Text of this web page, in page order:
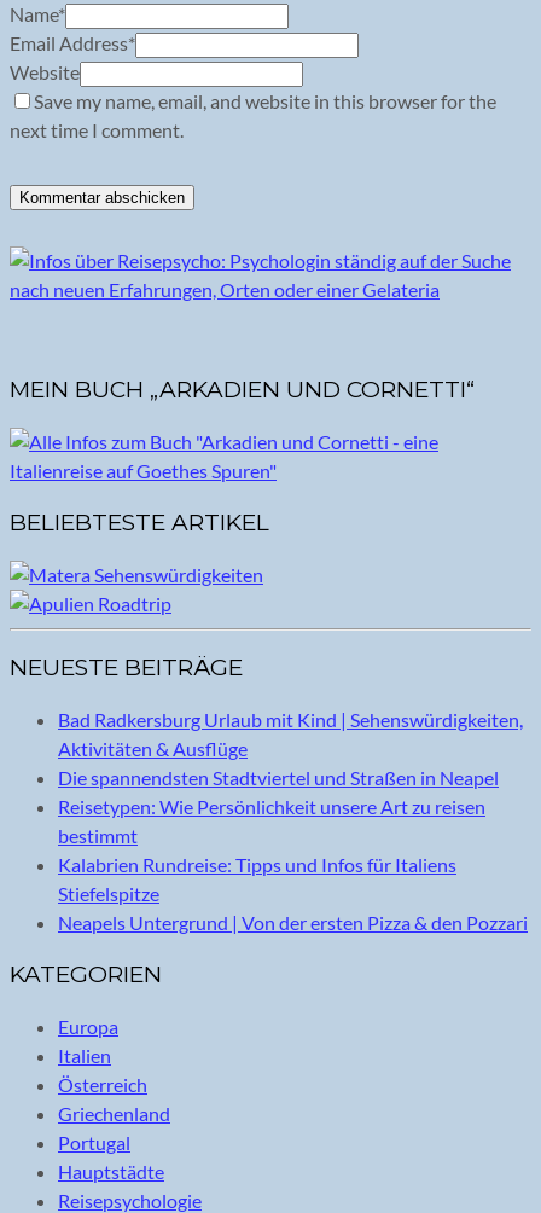
Name*
Email Address*
Website
Save my name, email, and website in this browser for the
next time I comment.
MEIN BUCH „ARKADIEN UND CORNETTI“
BELIEBTESTE ARTIKEL
NEUESTE BEITRÄGE
Bad Radkersburg Urlaub mit Kind | Sehenswürdigkeiten,
Aktivitäten & Ausflüge
Die spannendsten Stadtviertel und Straßen in Neapel
Reisetypen: Wie Persönlichkeit unsere Art zu reisen
bestimmt
Kalabrien Rundreise: Tipps und Infos für Italiens
Stiefelspitze
Neapels Untergrund | Von der ersten Pizza & den Pozzari
KATEGORIEN
Europa
Italien
Österreich
Griechenland
Portugal
Hauptstädte
Reisepsychologie